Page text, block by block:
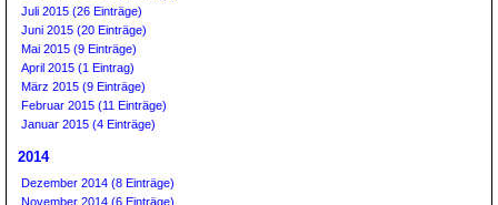
Juli 2015 (26 Einträge)
Juni 2015 (20 Einträge)
Mai 2015 (9 Einträge)
April 2015 (1 Eintrag)
März 2015 (9 Einträge)
Februar 2015 (11 Einträge)
Januar 2015 (4 Einträge)
2014
Dezember 2014 (8 Einträge)
November 2014 (6 Einträge)